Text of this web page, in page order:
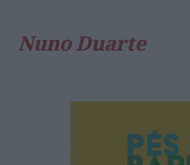
Nuno Duarte